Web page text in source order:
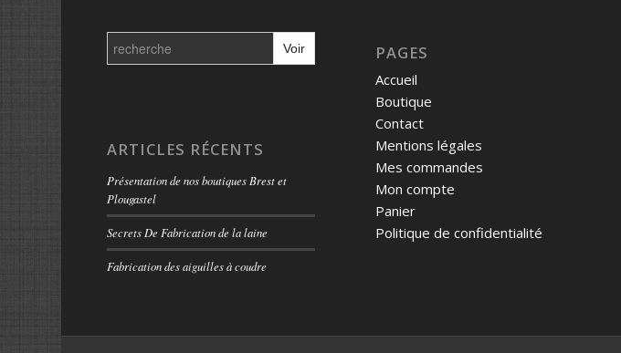
Search
for:
ARTICLES RÉCENTS
Présentation de nos boutiques Brest et
Plougastel
Secrets De Fabrication de la laine
Fabrication des aiguilles à coudre
PAGES
Accueil
Boutique
Contact
Mentions légales
Mes commandes
Mon compte
Panier
Politique de confidentialité